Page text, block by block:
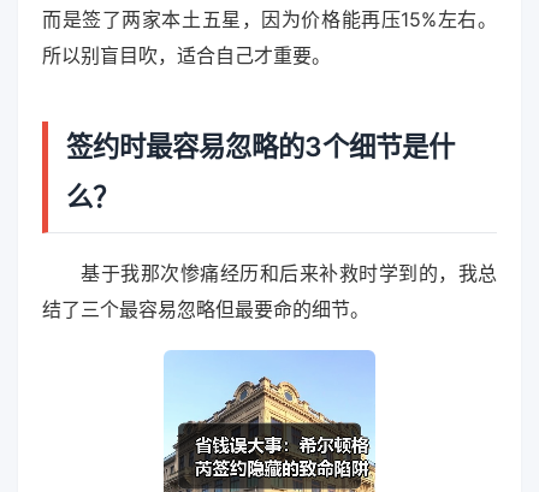
而是签了两家本土五星，因为价格能再压15%左右。
所以别盲目吹，适合自己才重要。
签约时最容易忽略的3个细节是什
么？
基于我那次惨痛经历和后来补救时学到的，我总
结了三个最容易忽略但最要命的细节。